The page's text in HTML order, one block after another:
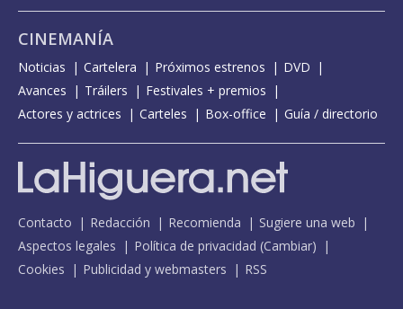
CINEMANÍA
Noticias Cartelera Próximos estrenos
DVD
Avances
Tráilers
Festivales + premios
Actores y actrices
Carteles Box-office Guía / directorio
Contacto Redacción Recomienda
Sugiere una web
Aspectos legales
Política de privacidad (Cambiar)
Cookies
Publicidad y webmasters RSS